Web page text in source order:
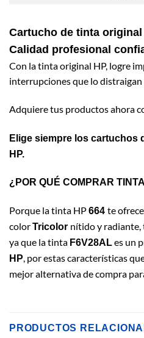
Cartucho de tinta original
Calidad profesional
Con la tinta original HP, logre
interrupciones que lo distraigan
Adquiere tus productos ahora
Elige siempre los cartuchos
HP.
¿POR QUÉ COMPRAR
Porque la tinta HP664 te
colorTricolor nítido y radiante,
ya que la tinta F6V28ALes un
HP, por estas características
mejor alternativa de compra
PRODUCTOS